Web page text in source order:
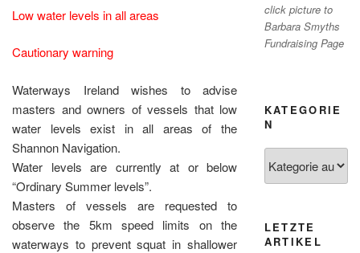
Low water levels in all areas
Cautionary warning
Waterways Ireland wishes to advise
masters and owners of vessels that low
water levels exist in all areas of the
Shannon Navigation.
Water levels are currently at or below
“Ordinary Summer levels”.
Masters of vessels are requested to
observe the 5km speed limits on the
waterways to prevent squat in shallower
click picture to
Barbara Smyths
Fundraising Page
KATEGORIE
N
LETZTE
ARTIKEL